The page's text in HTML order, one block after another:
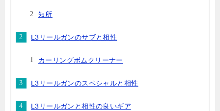
短所
L3リールガンのサブと相性
カーリングボムクリーナー
L3リールガンのスペシャルと相性
L3リールガンと相性の良いギア